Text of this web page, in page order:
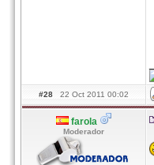
#28 22 Oct 2011 00:02
farola
Moderador